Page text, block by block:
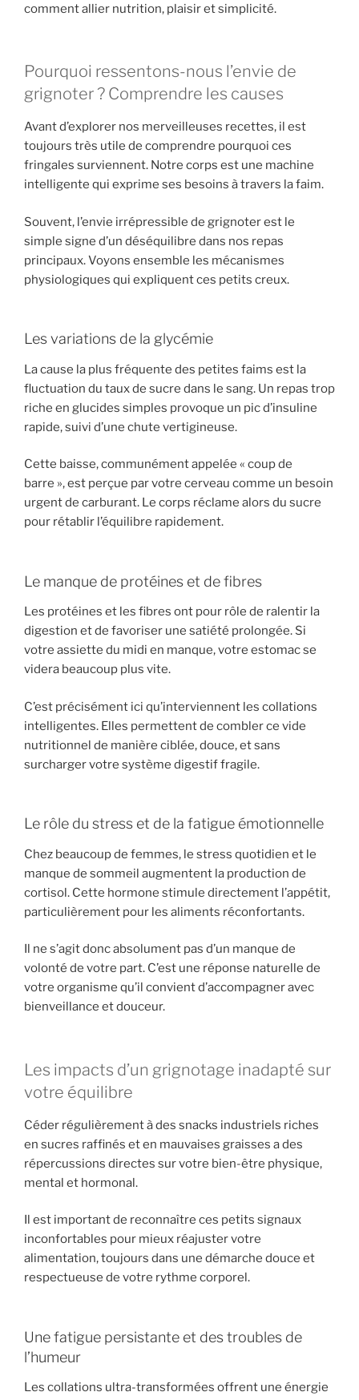
comment allier nutrition, plaisir et simplicité.
Pourquoi ressentons-nous l’envie de
grignoter ? Comprendre les causes
Avant d’explorer nos merveilleuses recettes, il est
toujours très utile de comprendre pourquoi ces
fringales surviennent. Notre corps est une machine
intelligente qui exprime ses besoins à travers la faim.
Souvent, l’envie irrépressible de grignoter est le
simple signe d’un déséquilibre dans nos repas
principaux. Voyons ensemble les mécanismes
physiologiques qui expliquent ces petits creux.
Les variations de la glycémie
La cause la plus fréquente des petites faims est la
fluctuation du taux de sucre dans le sang. Un repas trop
riche en glucides simples provoque un pic d’insuline
rapide, suivi d’une chute vertigineuse.
Cette baisse, communément appelée « coup de
barre », est perçue par votre cerveau comme un besoin
urgent de carburant. Le corps réclame alors du sucre
pour rétablir l’équilibre rapidement.
Le manque de protéines et de fibres
Les protéines et les fibres ont pour rôle de ralentir la
digestion et de favoriser une satiété prolongée. Si
votre assiette du midi en manque, votre estomac se
videra beaucoup plus vite.
C’est précisément ici qu’interviennent les collations
intelligentes. Elles permettent de combler ce vide
nutritionnel de manière ciblée, douce, et sans
surcharger votre système digestif fragile.
Le rôle du stress et de la fatigue émotionnelle
Chez beaucoup de femmes, le stress quotidien et le
manque de sommeil augmentent la production de
cortisol. Cette hormone stimule directement l’appétit,
particulièrement pour les aliments réconfortants.
Il ne s’agit donc absolument pas d’un manque de
volonté de votre part. C’est une réponse naturelle de
votre organisme qu’il convient d’accompagner avec
bienveillance et douceur.
Les impacts d’un grignotage inadapté sur
votre équilibre
Céder régulièrement à des snacks industriels riches
en sucres raffinés et en mauvaises graisses a des
répercussions directes sur votre bien-être physique,
mental et hormonal.
Il est important de reconnaître ces petits signaux
inconfortables pour mieux réajuster votre
alimentation, toujours dans une démarche douce et
respectueuse de votre rythme corporel.
Une fatigue persistante et des troubles de
l’humeur
Les collations ultra-transformées offrent une énergie